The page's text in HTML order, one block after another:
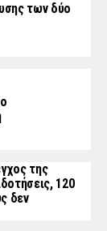
των δύο
της
120
δεν